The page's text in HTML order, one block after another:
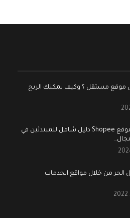
موقع مستقل ؟ وكيف يمكنك الربح
الربح من موقع Shopee دليل شامل للمبتدئين في
الحر من خلال مواقع الخدمات